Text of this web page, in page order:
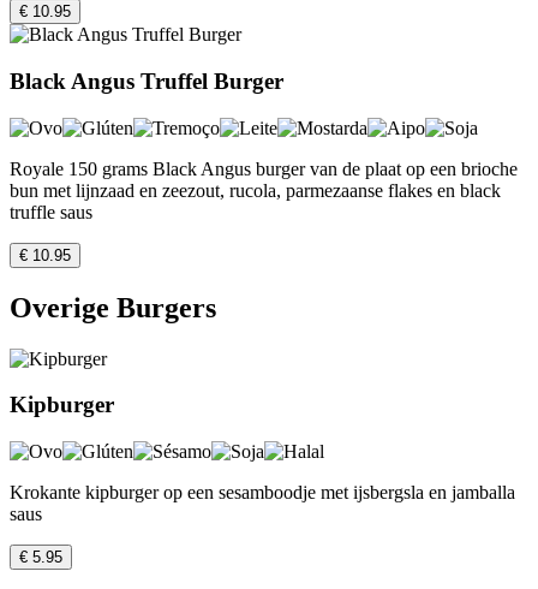
€ 10.95
Black Angus Truffel Burger
Royale 150 grams Black Angus burger van de plaat op een brioche
bun met lijnzaad en zeezout, rucola, parmezaanse flakes en black
truffle saus
€ 10.95
Overige Burgers
Kipburger
Krokante kipburger op een sesamboodje met ijsbergsla en jamballa
saus
€ 5.95